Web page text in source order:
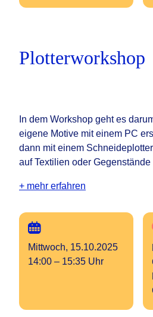
Plotterworkshop
In dem Workshop geht es
eigene Motive mit einem PC
dann mit einem
auf Textilien oder Gegenstände
+ mehr erfahren
Mittwoch, 15.10.2025
14:00 – 15:35 Uhr